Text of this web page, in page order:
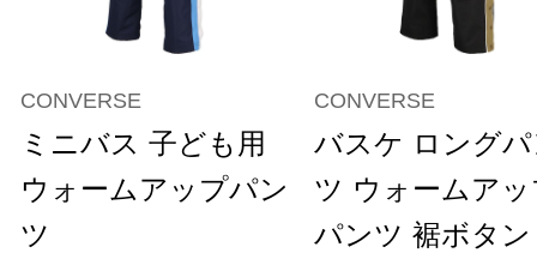
CONVERSE
ミニバス 子ども用
ウォームアップパン
ツ
CONVERSE
バスケ ロング
ツ ウォームア
パンツ 裾ボタン